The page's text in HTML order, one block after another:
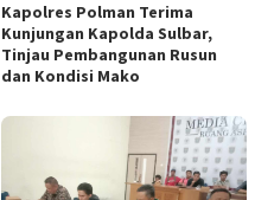
Kapolres Polman Terima
Kunjungan Kapolda Sulbar,
Tinjau Pembangunan Rusun
dan Kondisi Mako